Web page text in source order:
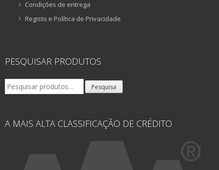
Condições de entrega
Registo e Política de Privacidade
PESQUISAR PRODUTOS
Pesquisar
por:
Pesquisa
A MAIS ALTA CLASSIFICAÇÃO DE CRÉDITO